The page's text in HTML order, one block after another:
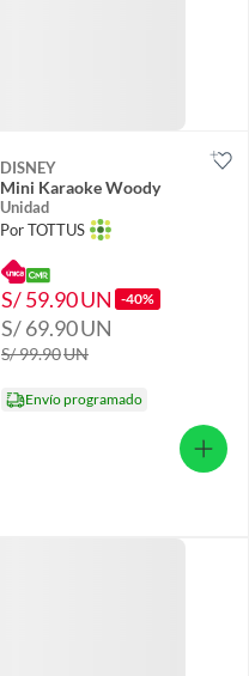
DISNEY
Mini Karaoke Woody
Unidad
Por TOTTUS
S/ 59.90UN -40%
S/ 69.90UN
S/ 99.90UN
Envío programado